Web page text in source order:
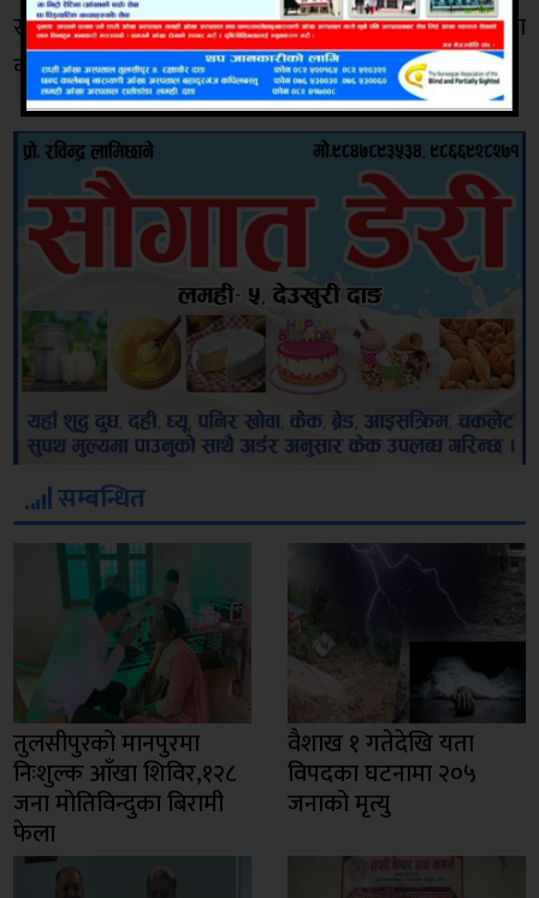
सर्जन डा.वर्षा थापालाई लुम्बिनी प्रादेशिक अस्पतालमा
कामकाजमा खटाउने निर्णय समेत गरेको छ ।
सम्बन्धित
तुलसीपुरको मानपुरमा
निःशुल्क आँखा शिविर,१२८
जना मोतिविन्दुका बिरामी
फेला
वैशाख १ गतेदेखि यता
विपदका घटनामा २०५
जनाको मृत्यु